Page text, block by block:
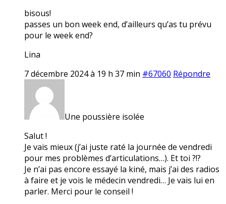
bisous!
passes un bon week end, d’ailleurs qu’as tu prévu
pour le week end?
Lina
7 décembre 2024 à 19 h 37 min #67060 Répondre
Une poussière isolée
Salut !
Je vais mieux (j’ai juste raté la journée de vendredi
pour mes problèmes d’articulations…). Et toi ?!?
Je n’ai pas encore essayé la kiné, mais j’ai des radios
à faire et je vois le médecin vendredi… Je vais lui en
parler. Merci pour le conseil !